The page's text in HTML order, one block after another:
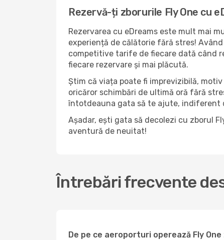
Rezervă-ți zborurile Fly One cu
Rezervarea cu eDreams este mult mai
experiență de călătorie fără stres!
competitive tarife de fiecare dată când
fiecare rezervare și mai plăcută.
Știm că viața poate fi imprevizibilă,
oricăror schimbări de ultimă oră fără
întotdeauna gata să te ajute, indiferent
Așadar, ești gata să decolezi cu zborul
aventură de neuitat!
Întrebări frecvente
De pe ce aeroporturi operează Fly